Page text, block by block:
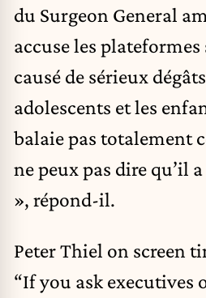
du Surgeon General
accuse les plateformes
causé de sérieux
adolescents et les
balaie pas totalement
ne peux pas dire qu’il
», répond-il.
Peter Thiel on screen
“If you ask executives